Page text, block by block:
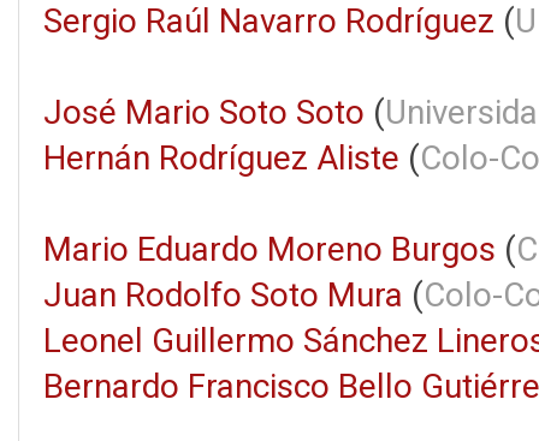
Sergio Raúl Navarro Rodríguez (
José Mario Soto Soto (
Hernán Rodríguez Aliste (Colo-
Mario Eduardo Moreno Burgos (
Juan Rodolfo Soto Mura (Colo-
Leonel Guillermo Sánchez
Bernardo Francisco Bello